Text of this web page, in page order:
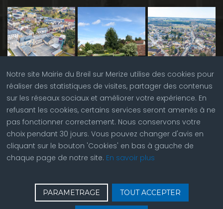
Notre site Mairie du Breil sur Merize utilise des cookies pour
réaliser des statistiques de visites, partager des contenus
sur les réseaux sociaux et améliorer votre expérience. En
refusant les cookies, certains services seront amenés à ne
pas fonctionner correctement. Nous conservons votre
choix pendant 30 jours. Vous pouvez changer d'avis en
cliquant sur le bouton 'Cookies' en bas à gauche de
chaque page de notre site. En savoir plus
PARAMETRAGE TOUT ACCEPTER
Contactez nous | © Copyright 2023 |Plan du site|
Réalisation du site parABC Site Web| Seconnecter| Accès